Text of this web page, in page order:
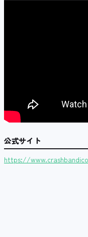
公式サイト
https://